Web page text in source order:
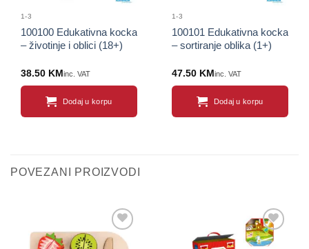
1-3
100100 Edukativna kocka
– životinje i oblici (18+)
38.50 KM inc. VAT
Dodaj u korpu
1-3
100101 Edukativna kocka
– sortiranje oblika (1+)
47.50 KM inc. VAT
Dodaj u korpu
POVEZANI PROIZVODI
Sačuvaj
Sačuvaj